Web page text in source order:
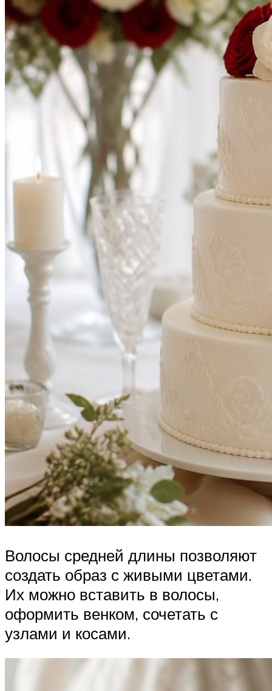
Волосы средней длины позволяют
создать образ с живыми цветами.
Их можно вставить в волосы,
оформить венком, сочетать с
узлами и косами.